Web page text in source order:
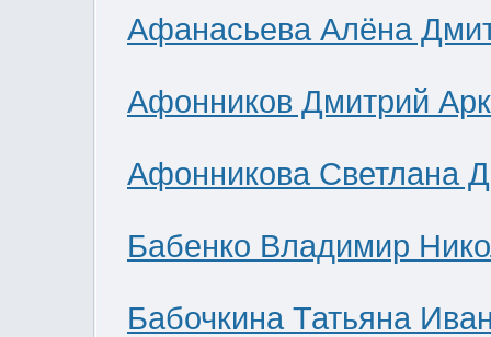
Афанасьева Алёна
Афонников Дмитрий
Афонникова Светлана
Бабенко Владимир
Бабочкина Татьяна